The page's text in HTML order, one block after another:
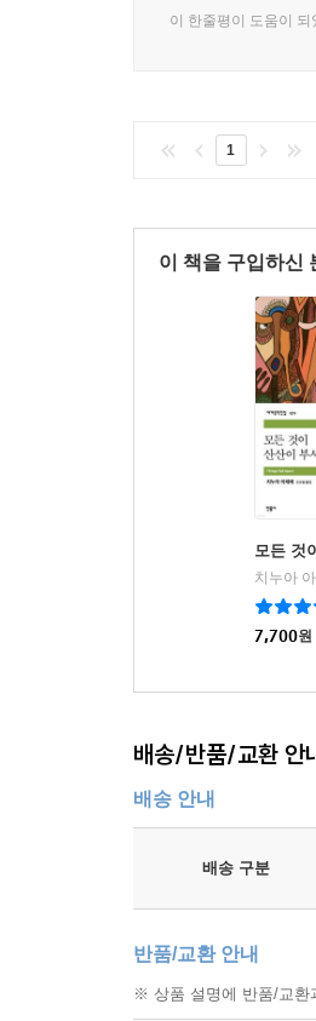
매사추세츠주 이타
소설이 점점 저자 안
앨리스타 웨인라이트
일어나는 일과 존재
빌헬름 클로퍼, 『오류
독창적인 인류학 가
새드보텀의 견해에
필요하기 때문이다!”
기이한 장광설로 풀
이전까지 거슬러 올
실험실 속 무한을 시
앨프리드 테스타, 『새
물리법칙의 비밀이
상상된 위대함
서문을 해방하라! 가
이 한줄평이 도움이 되
1
이 책을 구입하신
모든 것
치누아
7,700원
배송/반품/교환 안
배송 안내
배송 구분
반품/교환 안내
※ 상품 설명에 반품/교환